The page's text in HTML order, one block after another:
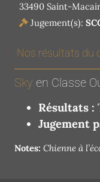
33490 Saint-
Jugement(s):
Nos résultats du
Sky en Classe
Résultats :
Jugement
Notes: Chienne à